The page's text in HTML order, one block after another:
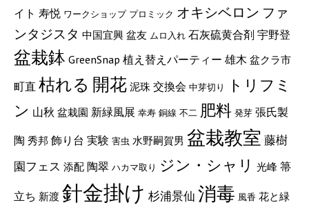
イト 寿悦 ワークショップ プロミック オキシベロン ファ
ンタジスタ 中国宜興 盆友 ムロ入れ 石灰硫黄合剤 宇野登
盆栽鉢 GreenSnap 植え替えパーティー 雄木 盆クラ市
町直 枯れる 開花 泥珠 交換会 中芽切り
トリフミ
ン 山秋 盆栽園 新緑風展 幸寿 銅線 不二 肥料 発芽 張氏製
陶 秀邦 飾り台 実験 害虫 水野嗣賀男 盆栽教室 藤樹
園フェス 添配 陶翠 ハカマ取り ジン・シャリ 光峰 箒
立ち 新渡 針金掛け 杉浦景仙 消毒 風香 花と緑